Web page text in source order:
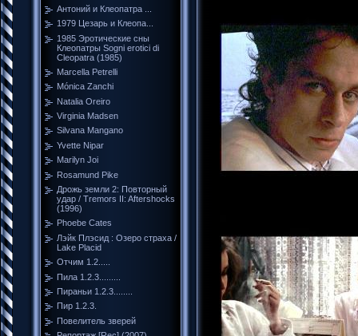
Антоний и Клеопатра ...
1979 Цезарь и Клеопа...
1985 Эротические сны
Клеопатры Sogni erotici di
Cleopatra (1985)
Marcella Petrelli
Mónica Zanchi
Natalia Oreiro
Virginia Madsen
Silvana Mangano
Yvette Nipar
Marilyn Joi
Rosamund Pike
Дрожь земли 2: Повторный
удар / Tremors II: Aftershocks
(1996)
Phoebe Cates
Лэйк Плэсид : Озеро страха /
Lake Placid
Отчим 1.2.....
Пила 1.2.3.........
Пираньи 1.2.3........
Пир 1.2.3.
Повелитель зверей